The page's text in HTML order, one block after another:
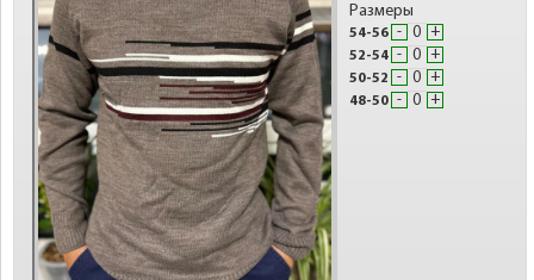
Размеры
54-56 - +
52-54 - +
50-52 - +
48-50 - +